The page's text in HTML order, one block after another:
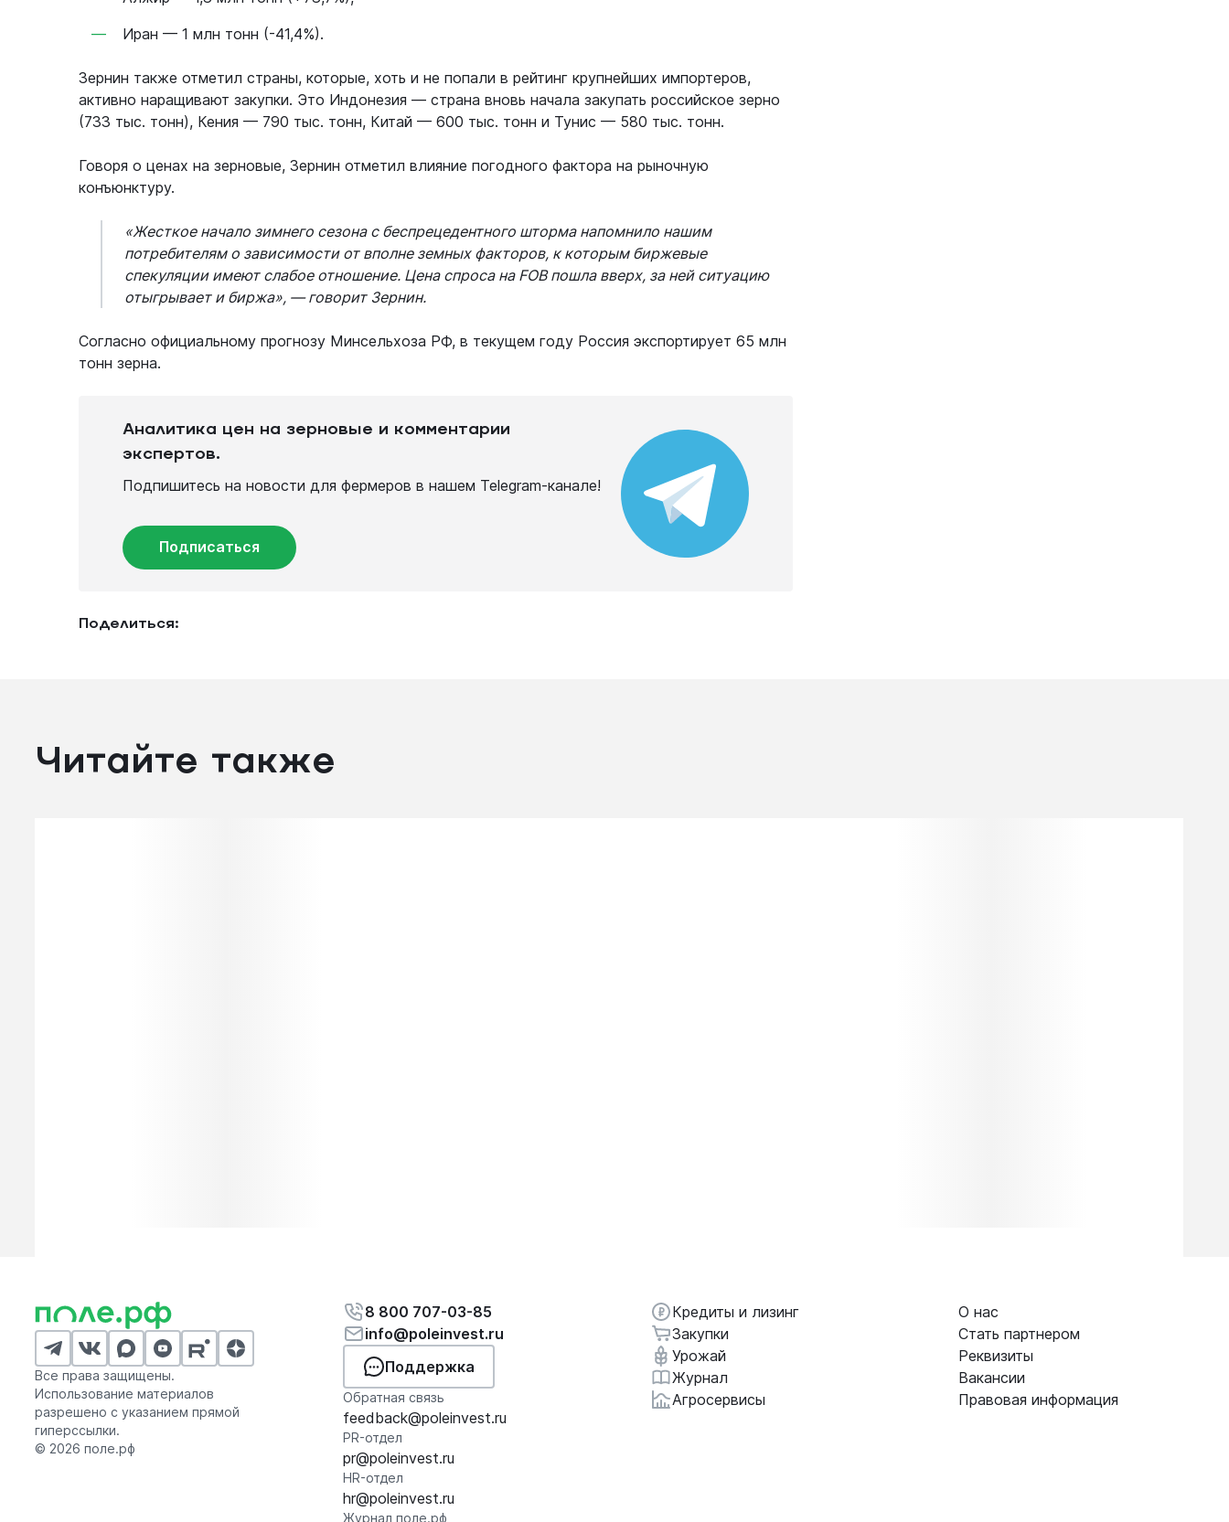
Иран — 1 млн тонн (-41,4%).
Зернин также отметил страны, которые, хоть и не попали в рейтинг крупнейших импортеров,
активно наращивают закупки. Это Индонезия — страна вновь начала закупать российское зерно
(733 тыс. тонн), Кения — 790 тыс. тонн, Китай — 600 тыс. тонн и Тунис — 580 тыс. тонн.
Говоря о ценах на зерновые, Зернин отметил влияние погодного фактора на рыночную
конъюнктуру.
«Жесткое начало зимнего сезона с беспрецедентного шторма напомнило нашим
потребителям о зависимости от вполне земных факторов, к которым биржевые
спекуляции имеют слабое отношение. Цена спроса на FOB пошла вверх, за ней ситуацию
отыгрывает и биржа», — говорит Зернин.
Согласно официальному прогнозу Минсельхоза РФ, в текущем году Россия экспортирует 65 млн
тонн зерна.
Аналитика цен на зерновые и комментарии
экспертов.
Подпишитесь на новости для фермеров в нашем Telegram-канале!
Подписаться
Поделиться:
Читайте также
Кредиты и лизинг
Закупки
Урожай
Журнал
Агросервисы
8 800 707-03-85
info@poleinvest.ru
Поддержка
Обратная связь
feedback@poleinvest.ru
PR-отдел
pr@poleinvest.ru
HR-отдел
hr@poleinvest.ru
Журнал поле.рф
О нас
Стать партнером
Реквизиты
Вакансии
Правовая информация
Все права защищены.
Использование материалов
разрешено с указанием прямой
гиперссылки.
© 2026 поле.рф